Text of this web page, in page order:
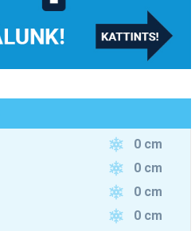
0 cm
0 cm
0 cm
0 cm